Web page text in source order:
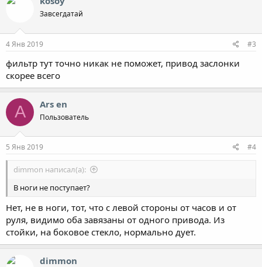
Завсегдатай
4 Янв 2019 #3
фильтр тут точно никак не поможет, привод заслонки
скорее всего
A Ars en
Пользователь
5 Янв 2019 #4
dimmon написал(а):
В ноги не поступает?
Нет, не в ноги, тот, что с левой стороны от часов и от
руля, видимо оба завязаны от одного привода. Из
стойки, на боковое стекло, нормально дует.
dimmon